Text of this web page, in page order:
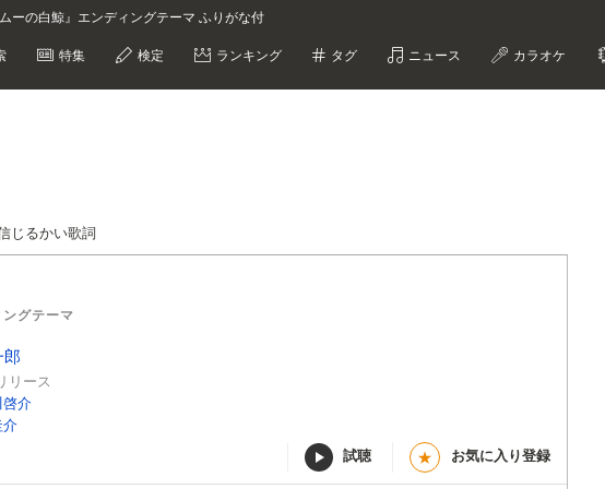
ーの白鯨』エンディングテーマ ふりがな付
特集 検定 ランキング タグ ニュース カラオケ
じるかい歌詞
グテーマ
郎
リース
啓介
介
試聴 ★ お気に入り登録